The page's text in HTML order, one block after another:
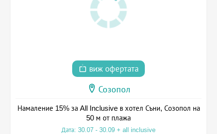
виж офертата
Созопол
Намаление 15% за All Inclusive в хотел Съни, Созопол на
50 м от плажа
Дата: 30.07 - 30.09 + all inclusive